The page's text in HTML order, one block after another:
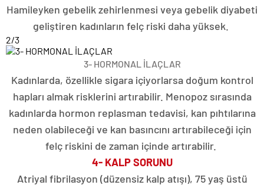
Hamileyken gebelik zehirlenmesi veya gebelik diyabeti
geliştiren kadınların felç riski daha yüksek.
2/3
3- HORMONAL İLAÇLAR
Kadınlarda, özellikle sigara içiyorlarsa doğum kontrol
hapları almak risklerini artırabilir. Menopoz sırasında
kadınlarda hormon replasman tedavisi, kan pıhtılarına
neden olabileceği ve kan basıncını artırabileceği için
felç riskini de zaman içinde artırabilir.
4- KALP SORUNU
Atriyal fibrilasyon (düzensiz kalp atışı), 75 yaş üstü